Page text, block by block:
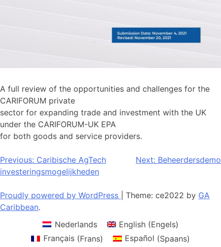
A full review of the opportunities and challenges for the
CARIFORUM private
sector for expanding trade and investment with the UK
under the CARIFORUM-UK EPA
for both goods and service providers.
Bericht
navigatie
Previous: Caribische AgTech
investeringsmogelijkheden
Next: Beheerdersdemo
Proudly powered by WordPress Theme: ce2022 by GA
Caribbean.
Nederlands
English(Engels)
Français(Frans) Español (Spaans)